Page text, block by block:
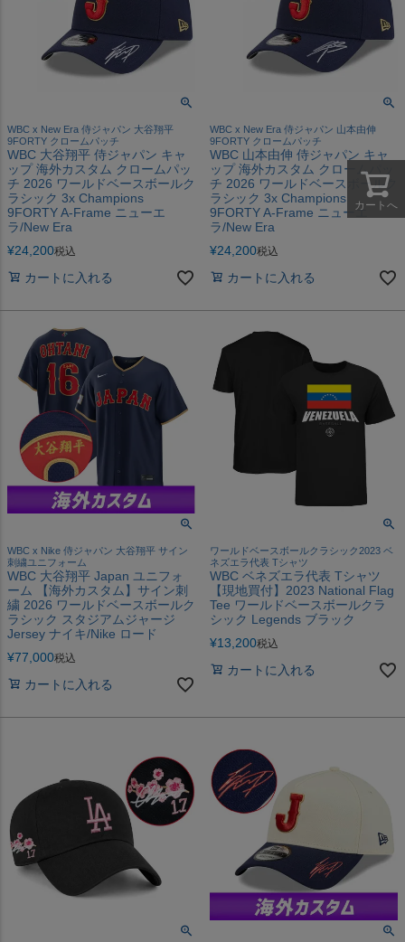
WBC x New Era 侍ジャパン 大谷翔平
9FORTY クロームパッチ
WBC 大谷翔平 侍ジャパン キャ
ップ 海外カスタム クロームパッ
チ 2026 ワールドベースボールク
ラシック 3x Champions
9FORTY A-Frame ニューエ
ラ/New Era
¥24,200税込
カートに入れる
WBC x New Era 侍ジャパン 山本由伸
9FORTY クロームパッチ
WBC 山本由伸 侍ジャパン キャ
ップ 海外カスタム クロームパッ
チ 2026 ワールドベースボールク
ラシック 3x Champions
9FORTY A-Frame ニューエ
ラ/New Era
¥24,200税込
カートに入れる
WBC x Nike 侍ジャパン 大谷翔平 サイン
刺繍ユニフォーム
WBC 大谷翔平 Japan ユニフォ
ーム 【海外カスタム】サイン刺
繍 2026 ワールドベースボールク
ラシック スタジアムジャージ
Jersey ナイキ/Nike ロード
¥77,000税込
カートに入れる
ワールドベースボールクラシック2023 ベ
ネズエラ代表 Tシャツ
WBC ベネズエラ代表 Tシャツ
【現地買付】2023 National Flag
Tee ワールドベースボールクラ
シック Legends ブラック
¥13,200税込
カートに入れる
カートへ